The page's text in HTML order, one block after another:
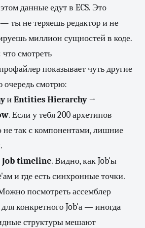
данные едут в ECS. Это
ты не теряешь редактор и не
миллион сущностей в коде.
смотреть
показывает чуть другие
смотрю:
и Entities Hierarchy →
. Если у тебя 200 архетипов
так с компонентами, лишние
timeline. Видно, как Job'ы
и где есть синхронные точки.
посмотреть ассемблер
конкретного Job'а — иногда
структуры мешают